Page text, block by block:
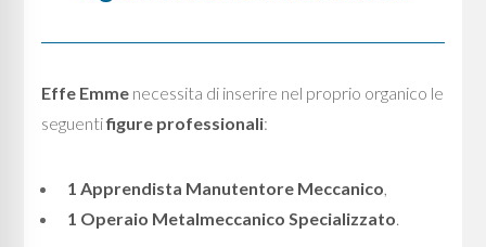
Effe Emme necessita di inserire nel proprio organico le
seguentifigure professionali:
1 Apprendista Manutentore Meccanico,
1 Operaio Metalmeccanico Specializzato.